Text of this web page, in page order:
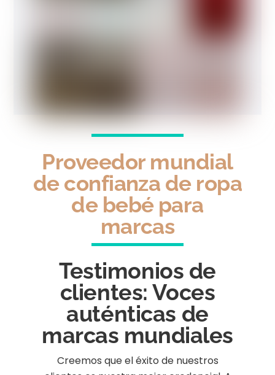
Proveedor mundial
de confianza de ropa
de bebé para
marcas
Testimonios de
clientes: Voces
auténticas de
marcas mundiales
Creemos que el éxito de nuestros